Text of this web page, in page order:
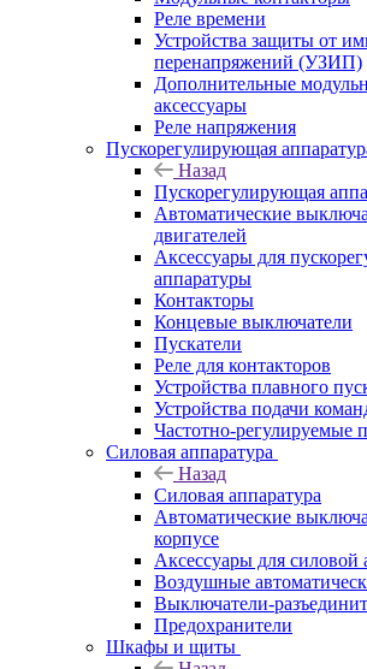
Реле времени
Устройства защиты от
перенапряжений (УЗИП)
Дополнительные
аксессуары
Реле напряжения
Пускорегулирующая
Назад
Пускорегулирующая
Автоматические
двигателей
Аксессуары для
аппаратуры
Контакторы
Концевые выключатели
Пускатели
Реле для контакторов
Устройства плавного
Устройства подачи
Частотно-регулируемые
Силовая аппаратура
Назад
Силовая аппаратура
Автоматические
корпусе
Аксессуары для силовой
Воздушные
Выключатели-
Предохранители
Шкафы и щиты